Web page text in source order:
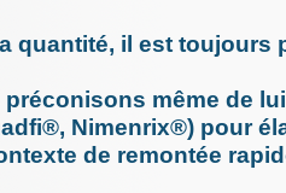
quantité, il est toujours
même de
Nimenrix®) pour
de remontée